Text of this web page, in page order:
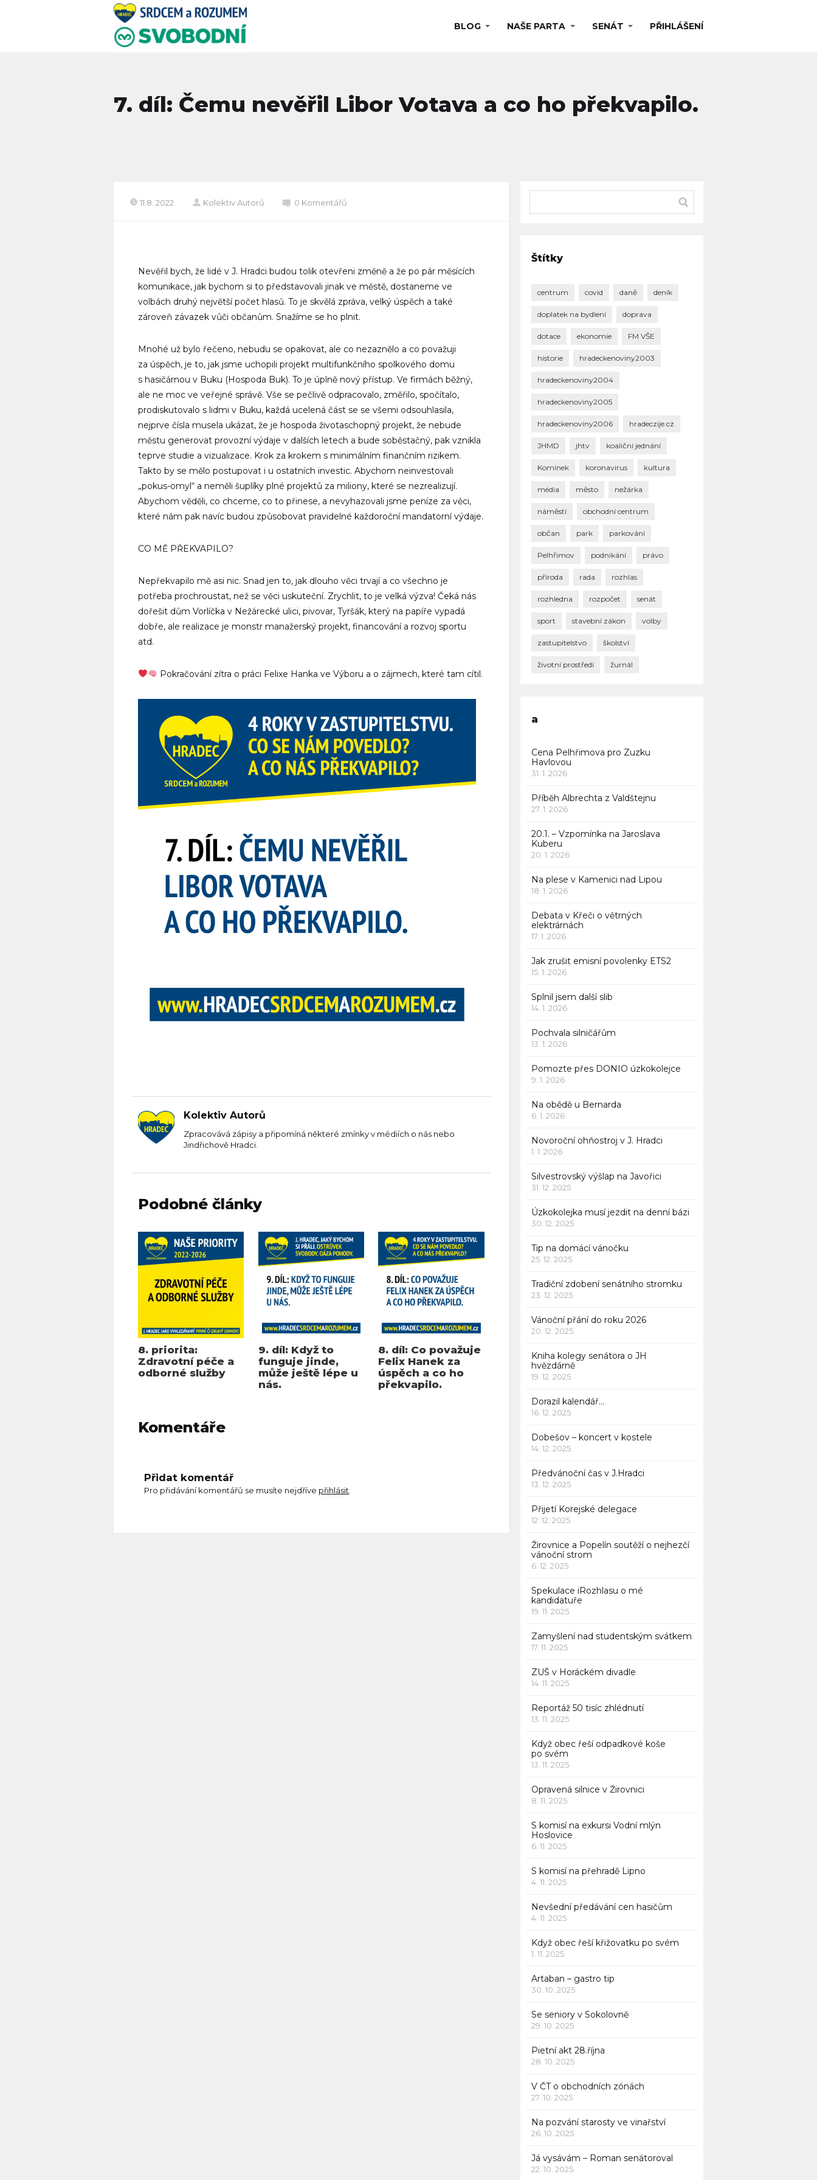
BLOG NAŠE PARTA SENÁT PŘIHLÁŠENÍ
7. díl: Čemu nevěřil Libor Votava a co ho překvapilo.
11.8. 2022 Kolektiv Autorů 0 Komentářů
Nevěřil bych, že lidé v J. Hradci budou tolik otevřeni změně a že po pár měsících
komunikace, jak bychom si to představovali jinak ve městě, dostaneme ve
volbách druhý největší počet hlasů. To je skvělá zpráva, velký úspěch a také
zároveň závazek vůči občanům. Snažíme se ho plnit.
Mnohé už bylo řečeno, nebudu se opakovat, ale co nezaznělo a co považuji
za úspěch, je to, jak jsme uchopili projekt multifunkčního spolkového domu
s hasičárnou v Buku (Hospoda Buk). To je úplně nový přístup. Ve firmách běžný,
ale ne moc ve veřejné správě. Vše se pečlivě odpracovalo, změřilo, spočítalo,
prodiskutovalo s lidmi v Buku, každá ucelená část se se všemi odsouhlasila,
nejprve čísla musela ukázat, že je hospoda životaschopný projekt, že nebude
městu generovat provozní výdaje v dalších letech a bude soběstačný, pak vznikla
teprve studie a vizualizace. Krok za krokem s minimálním finančním rizikem.
Takto by se mělo postupovat i u ostatních investic. Abychom neinvestovali
„pokus-omyl“ a neměli šuplíky plné projektů za miliony, které se nezrealizují.
Abychom věděli, co chceme, co to přinese, a nevyhazovali jsme peníze za věci,
které nám pak navíc budou způsobovat pravidelné každoroční mandatorní výdaje.
CO MĚ PŘEKVAPILO?
Nepřekvapilo mě asi nic. Snad jen to, jak dlouho věci trvají a co všechno je
potřeba prochroustat, než se věci uskuteční. Zrychlit, to je velká výzva! Čeká nás
dořešit dům Vorlíčka v Nežárecké ulici, pivovar, Tyršák, který na papíře vypadá
dobře, ale realizace je monstr manažerský projekt, financování a rozvoj sportu
atd.
Pokračování zítra o práci Felixe Hanka ve Výboru a o zájmech, které tam cítil.
Kolektiv Autorů
Zpracovává zápisy a připomíná některé zmínky v médiích o nás nebo
Jindřichově Hradci.
Podobné články
8. priorita:
Zdravotní péče a
odborné služby
9. díl: Když to
funguje jinde,
může ještě lépe u
nás.
8. díl: Co považuje
Felix Hanek za
úspěch a co ho
překvapilo.
Komentáře
Přidat komentář
Pro přidávání komentářů se musíte nejdříve přihlásit
Štítky
centrum covid daně deník
doplatek na bydlení doprava
dotace ekonomie FM VŠE
historie hradeckenoviny2003
hradeckenoviny2004
hradeckenoviny2005
hradeckenoviny2006 hradeczije.cz
JHMD jhtv koaliční jednání
Komínek koronavirus kultura
média město nežárka
náměstí obchodní centrum
občan park parkování
Pelhřimov podnikání právo
příroda rada rozhlas
rozhledna rozpočet senát
sport stavební zákon volby
zastupitelstvo školství
životní prostředí žurnál
a
Cena Pelhřimova pro Zuzku
Havlovou
31. 1. 2026
Příběh Albrechta z Valdštejnu
27. 1. 2026
20.1. – Vzpomínka na Jaroslava
Kuberu
20. 1. 2026
Na plese v Kamenici nad Lipou
18. 1. 2026
Debata v Křeči o větrných
elektrárnách
17. 1. 2026
Jak zrušit emisní povolenky ETS2
15. 1. 2026
Splnil jsem další slib
14. 1. 2026
Pochvala silničářům
13. 1. 2026
Pomozte přes DONIO úzkokolejce
9. 1. 2026
Na obědě u Bernarda
6. 1. 2026
Novoroční ohňostroj v J. Hradci
1. 1. 2026
Silvestrovský výšlap na Javořici
31. 12. 2025
Úzkokolejka musí jezdit na denní bázi
30. 12. 2025
Tip na domácí vánočku
25. 12. 2025
Tradiční zdobení senátního stromku
23. 12. 2025
Vánoční přání do roku 2026
20. 12. 2025
Kniha kolegy senátora o JH
hvězdárně
19. 12. 2025
Dorazil kalendář…
16. 12. 2025
Dobešov – koncert v kostele
14. 12. 2025
Předvánoční čas v J.Hradci
13. 12. 2025
Přijetí Korejské delegace
12. 12. 2025
Žirovnice a Popelín soutěží o nejhezčí
vánoční strom
6. 12. 2025
Spekulace iRozhlasu o mé
kandidatuře
19. 11. 2025
Zamyšlení nad studentským svátkem
17. 11. 2025
ZUŠ v Horáckém divadle
14. 11. 2025
Reportáž 50 tisíc zhlédnutí
13. 11. 2025
Když obec řeší odpadkové koše
po svém
13. 11. 2025
Opravená silnice v Žirovnici
8. 11. 2025
S komisí na exkursi Vodní mlýn
Hoslovice
6. 11. 2025
S komisí na přehradě Lipno
4. 11. 2025
Nevšední předávání cen hasičům
4. 11. 2025
Když obec řeší křižovatku po svém
1. 11. 2025
Artaban – gastro tip
30. 10. 2025
Se seniory v Sokolovně
29. 10. 2025
Pietní akt 28.října
28. 10. 2025
V ČT o obchodních zónách
27. 10. 2025
Na pozvání starosty ve vinařství
26. 10. 2025
Já vysávám – Roman senátoroval
22. 10. 2025